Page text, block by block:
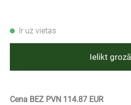
Ir uz vietas
Ielikt grozā
Cena BEZ PVN 114.87 EUR